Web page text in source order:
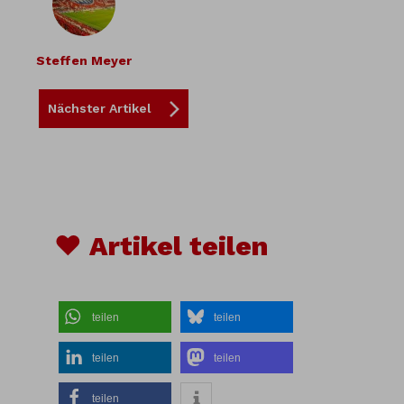
Steffen Meyer
Nächster Artikel
♥ Artikel teilen
teilen teilen
teilen teilen
teilen